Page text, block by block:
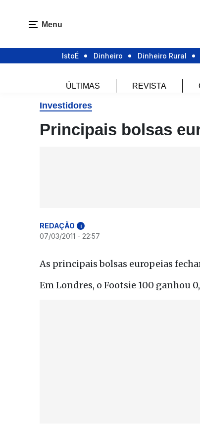
Menu
IstoÉ Dinheiro Dinheiro Rural
ÚLTIMAS REVISTA
Investidores
Principais bolsas
REDAÇÃO i
07/03/2011 - 22:57
As principais bolsas europeias
Em Londres, o Footsie 100 ganhou